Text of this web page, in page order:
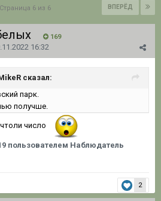
ВПЕРЁД
Страница 6 из 6
169
16:32
сказал:
парк.
получше.
число
пользователем Наблюдатель
2